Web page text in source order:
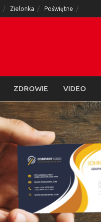
Zielonka Poświętne
ZDROWIE VIDEO